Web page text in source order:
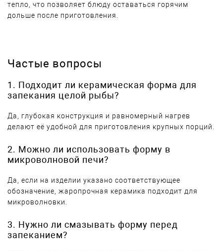
тепло, что позволяет блюду оставаться горячим
дольше после приготовления.
Частые вопросы
1. Подходит ли керамическая форма для
запекания целой рыбы?
Да, глубокая конструкция и равномерный нагрев
делают её удобной для приготовления крупных порций.
2. Можно ли использовать форму в
микроволновой печи?
Да, если на изделии указано соответствующее
обозначение, жаропрочная керамика подходит для
микроволновки.
3. Нужно ли смазывать форму перед
запеканием?